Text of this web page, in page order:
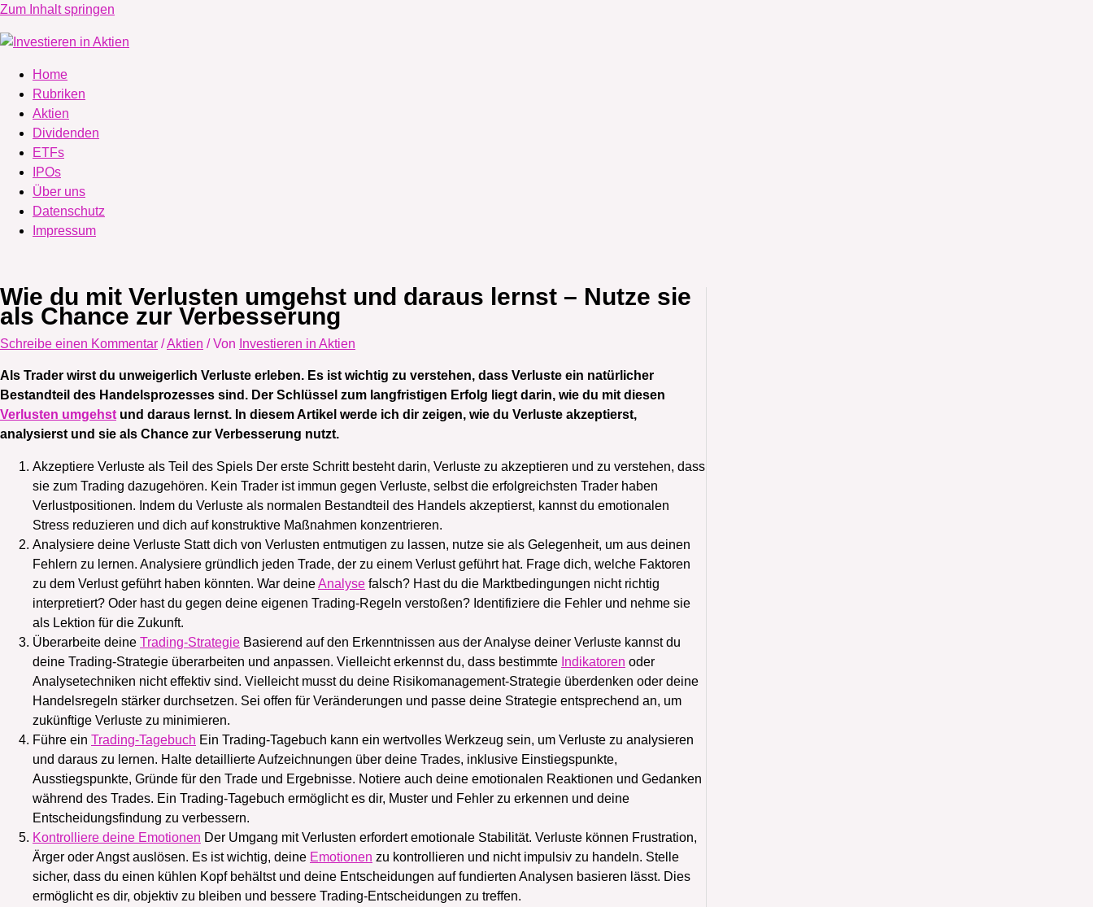
Zum Inhalt springen
Home
Rubriken
Aktien
Dividenden
ETFs
IPOs
Über uns
Datenschutz
Impressum
Wie du mit Verlusten umgehst und daraus lernst – Nutze sie
als Chance zur Verbesserung
Schreibe einen Kommentar /Aktien / Von Investieren in Aktien
Als Trader wirst du unweigerlich Verluste erleben. Es ist wichtig zu verstehen, dass Verluste ein natürlicher
Bestandteil des Handelsprozesses sind. Der Schlüssel zum langfristigen Erfolg liegt darin, wie du mit diesen
Verlusten umgehst und daraus lernst. In diesem Artikel werde ich dir zeigen, wie du Verluste akzeptierst,
analysierst und sie als Chance zur Verbesserung nutzt.
Akzeptiere Verluste als Teil des Spiels Der erste Schritt besteht darin, Verluste zu akzeptieren und zu verstehen, dass
sie zum Trading dazugehören. Kein Trader ist immun gegen Verluste, selbst die erfolgreichsten Trader haben
Verlustpositionen. Indem du Verluste als normalen Bestandteil des Handels akzeptierst, kannst du emotionalen
Stress reduzieren und dich auf konstruktive Maßnahmen konzentrieren.
Analysiere deine Verluste Statt dich von Verlusten entmutigen zu lassen, nutze sie als Gelegenheit, um aus deinen
Fehlern zu lernen. Analysiere gründlich jeden Trade, der zu einem Verlust geführt hat. Frage dich, welche Faktoren
zu dem Verlust geführt haben könnten. War deineAnalyse falsch? Hast du die Marktbedingungen nicht richtig
interpretiert? Oder hast du gegen deine eigenen Trading-Regeln verstoßen? Identifiziere die Fehler und nehme sie
als Lektion für die Zukunft.
Überarbeite deine Trading-Strategie Basierend auf den Erkenntnissen aus der Analyse deiner Verluste kannst du
deine Trading-Strategie überarbeiten und anpassen. Vielleicht erkennst du, dass bestimmte Indikatoren oder
Analysetechniken nicht effektiv sind. Vielleicht musst du deine Risikomanagement-Strategie überdenken oder deine
Handelsregeln stärker durchsetzen. Sei offen für Veränderungen und passe deine Strategie entsprechend an, um
zukünftige Verluste zu minimieren.
Führe ein Trading-Tagebuch Ein Trading-Tagebuch kann ein wertvolles Werkzeug sein, um Verluste zu analysieren
und daraus zu lernen. Halte detaillierte Aufzeichnungen über deine Trades, inklusive Einstiegspunkte,
Ausstiegspunkte, Gründe für den Trade und Ergebnisse. Notiere auch deine emotionalen Reaktionen und Gedanken
während des Trades. Ein Trading-Tagebuch ermöglicht es dir, Muster und Fehler zu erkennen und deine
Entscheidungsfindung zu verbessern.
Kontrolliere deine Emotionen Der Umgang mit Verlusten erfordert emotionale Stabilität. Verluste können Frustration,
Ärger oder Angst auslösen. Es ist wichtig, deine Emotionen zu kontrollieren und nicht impulsiv zu handeln. Stelle
sicher, dass du einen kühlen Kopf behältst und deine Entscheidungen auf fundierten Analysen basieren lässt. Dies
ermöglicht es dir, objektiv zu bleiben und bessere Trading-Entscheidungen zu treffen.